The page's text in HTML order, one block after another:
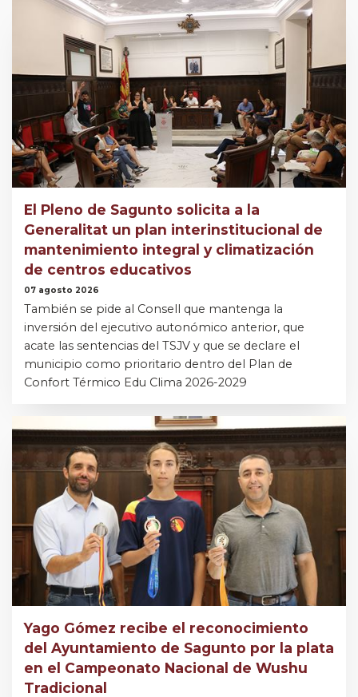
El Pleno de Sagunto solicita a la
Generalitat un plan interinstitucional de
mantenimiento integral y climatización
de centros educativos
07 agosto 2026
También se pide al Consell que mantenga la
inversión del ejecutivo autonómico anterior, que
acate las sentencias del TSJV y que se declare el
municipio como prioritario dentro del Plan de
Confort Térmico Edu Clima 2026-2029
Yago Gómez recibe el reconocimiento
del Ayuntamiento de Sagunto por la plata
en el Campeonato Nacional de Wushu
Tradicional